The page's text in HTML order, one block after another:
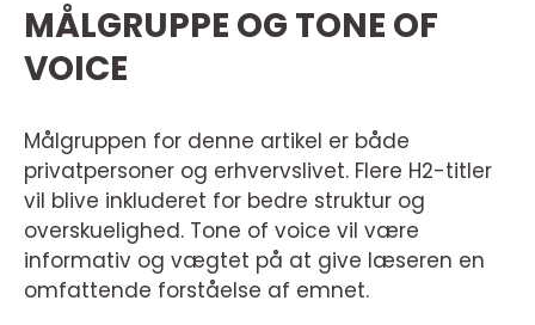
MÅLGRUPPE OG TONE OF
VOICE
Målgruppen for denne artikel er både
privatpersoner og erhvervslivet. Flere H2-titler
vil blive inkluderet for bedre struktur og
overskuelighed. Tone of voice vil være
informativ og vægtet på at give læseren en
omfattende forståelse af emnet.